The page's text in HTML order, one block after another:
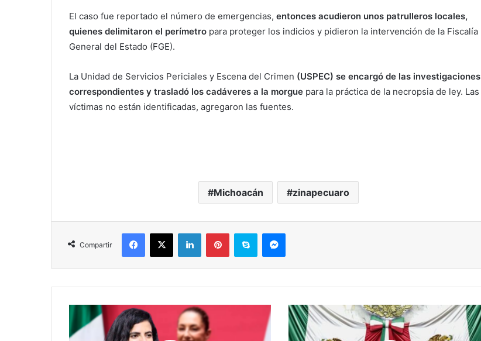
El caso fue reportado el número de emergencias, entonces acudieron unos patrulleros locales,
quienes delimitaron el perímetro para proteger los indicios y pidieron la intervención de la Fiscalía
General del Estado (FGE).
La Unidad de Servicios Periciales y Escena del Crimen (USPEC) se encargó de las investigaciones
correspondientes y trasladó los cadáveres a la morgue para la práctica de la necropsia de ley. Las
víctimas no están identificadas, agregaron las fuentes.
Michoacán zinapecuaro
Compartir
Facebook
X LinkedInPinterestSkype Messenger
En
Michoacán
YA
En
El
Congreso;